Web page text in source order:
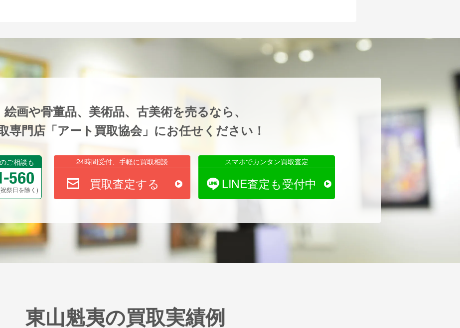
絵画や骨董品、美術品、古美術を売るなら、
専門店「アート買取協会」にお任せください！
ご相談も
祭日を除く)
24時間受付、手軽に買取相談
買取査定する
スマホでカンタン買取査定
LINE査定も受付中
東山魁夷の買取実績例